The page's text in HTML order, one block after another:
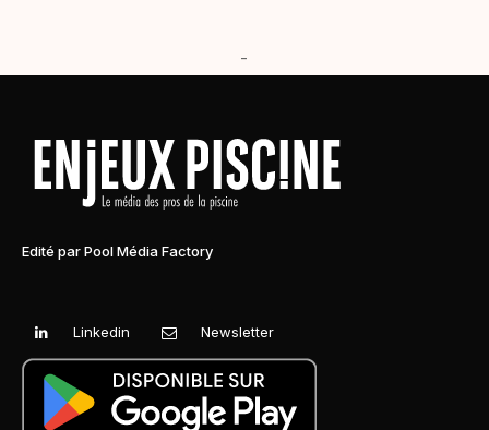
-
Edité par Pool Média Factory
Linkedin Newsletter